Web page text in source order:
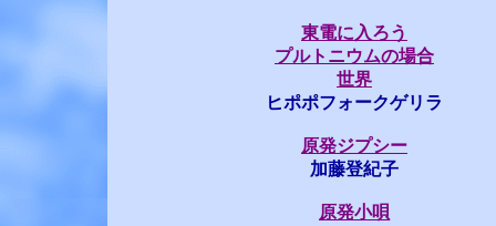
東電に入ろう
プルトニウムの場合
世界
ヒポポフォークゲリラ
原発ジプシー
加藤登紀子
原発小唄